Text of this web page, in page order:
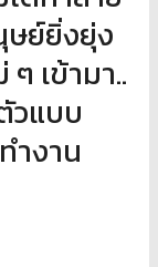
ษย์ยิ่งยุ่ง
เข้ามา..
วแบบ
ำงาน